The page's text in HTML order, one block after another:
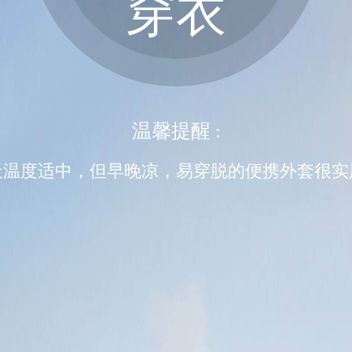
穿衣
温馨提醒 :
度适中，但早晚凉，易穿脱的便携外套很